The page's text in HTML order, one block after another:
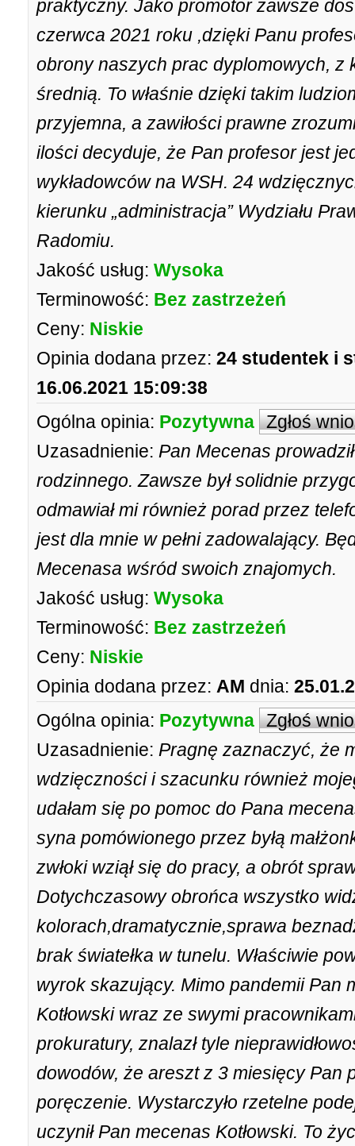
praktyczny. Jako promotor zawsze
czerwca 2021 roku ,dzięki Panu
obrony naszych prac dyplomowych, z
średnią. To właśnie dzięki takim
przyjemna, a zawiłości prawne
ilości decyduje, że Pan profesor jest
wykładowców na WSH. 24
kierunku „administracja” Wydziału
Radomiu.
Jakość usług: Wysoka
Terminowość: Bez zastrzeżeń
Ceny: Niskie
Opinia dodana przez: 24 studentek i
16.06.2021 15:09:38
Ogólna opinia: Pozytywna Zgłoś
Uzasadnienie: Pan Mecenas
rodzinnego. Zawsze był solidnie
odmawiał mi również porad przez
jest dla mnie w pełni zadowalający.
Mecenasa wśród swoich znajomych.
Jakość usług: Wysoka
Terminowość: Bez zastrzeżeń
Ceny: Niskie
Opinia dodana przez: AM dnia:
Ogólna opinia: Pozytywna Zgłoś
Uzasadnienie: Pragnę zaznaczyć, że
wdzięczności i szacunku również
udałam się po pomoc do Pana
syna pomówionego przez byłą
zwłoki wziął się do pracy, a obrót
Dotychczasowy obrońca wszystko
kolorach,dramatycznie,sprawa
brak światełka w tunelu. Właściwie
wyrok skazujący. Mimo pandemii Pan
Kotłowski wraz ze swymi
prokuratury, znalazł tyle
dowodów, że areszt z 3 miesięcy Pan
poręczenie. Wystarczyło rzetelne
uczynił Pan mecenas Kotłowski. To